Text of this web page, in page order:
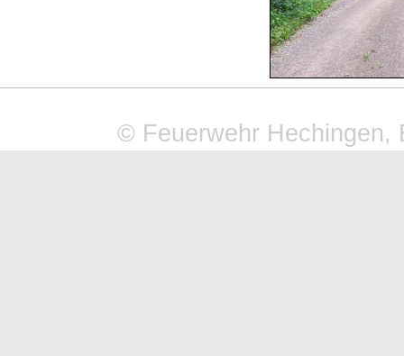
© Feuerwehr Hechingen,